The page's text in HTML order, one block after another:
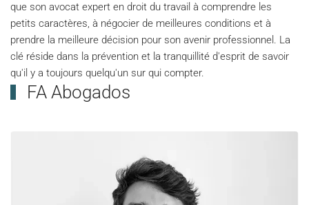
que son avocat expert en droit du travail à comprendre les
petits caractères, à négocier de meilleures conditions et à
prendre la meilleure décision pour son avenir professionnel. La
clé réside dans la prévention et la tranquillité d'esprit de savoir
qu'il y a toujours quelqu'un sur qui compter.
FA Abogados